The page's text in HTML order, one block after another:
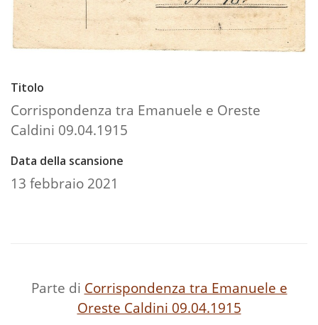
Titolo
Corrispondenza tra Emanuele e Oreste
Caldini 09.04.1915
Data della scansione
13 febbraio 2021
Parte di Corrispondenza tra Emanuele e
Oreste Caldini 09.04.1915